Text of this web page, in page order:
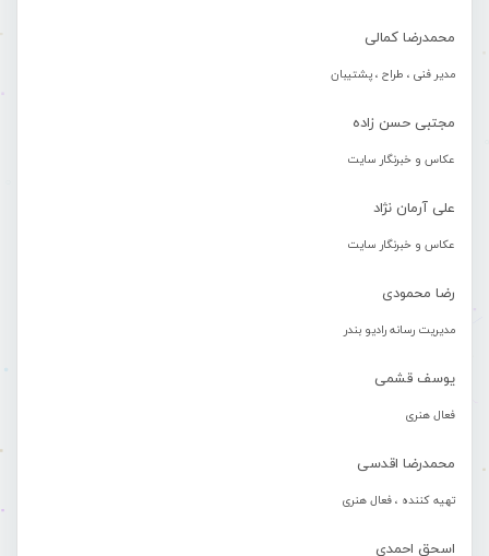
محمدرضا کمالی
مدیر فنی ، طراح ، پشتیبان
مجتبی حسن زاده
عکاس و خبرنگار سایت
علی آرمان نژاد
عکاس و خبرنگار سایت
رضا محمودی
مدیریت رسانه رادیو بندر
یوسف قشمی
فعال هنری
محمدرضا اقدسی
تهیه کننده ، فعال هنری
اسحق احمدی